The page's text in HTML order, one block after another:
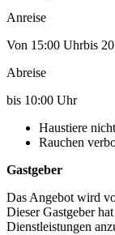
Anreise
Von 15:00 Uhrbis
Abreise
bis 10:00 Uhr
Haustiere
Rauchen
Gastgeber
Das Angebot wird
Dieser Gastgeber
Dienstleistungen